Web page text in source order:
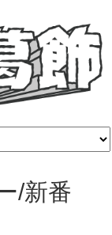
/新番